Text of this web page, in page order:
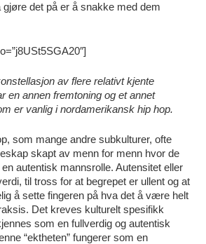
det på er å snakke med dem
av flere relativt kjente
en annen fremtoning og et annet
er vanlig i nordamerikansk hip hop.
som mange andre subkulturer, ofte
skapt av menn for menn hvor de
autentisk mannsrolle. Autensitet eller
til tross for at begrepet er ullent og at
å sette fingeren på hva det å være helt
Det kreves kulturelt spesifikk
som en fullverdig og autentisk
“ektheten” fungerer som en